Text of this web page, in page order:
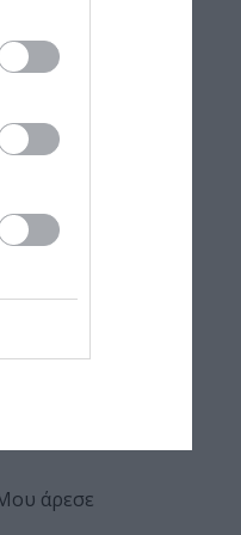
Kurt
που
που
του
του
να
άρεσε